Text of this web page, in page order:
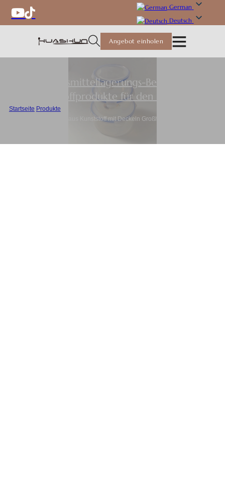
German
Deutsch
Angebot einholen
Lebensmittellagerungs-Behälter
Kunststoffprodukte für den Haushalt
Startseite Produkte
Lebensmittelbehälter aus Kunststoff mit Deckeln Großhandel